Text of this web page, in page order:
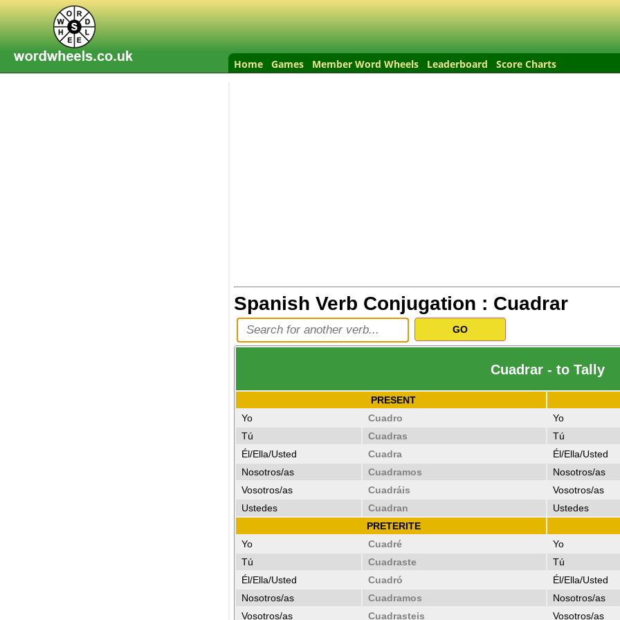
Home Games Member Word Wheels Leaderboard Score Charts
Spanish Verb Conjugation : Cuadrar
Cuadrar - to Tally
PRESENT
Yo
Cuadro
Yo
Tú
Cuadras
Tú
Él/Ella/Usted
Cuadra
Él/Ella/Usted
Nosotros/as
Cuadramos
Nosotros/as
Vosotros/as
Cuadráis
Vosotros/as
Ustedes
Cuadran
Ustedes
PRETERITE
Yo
Cuadré
Yo
Tú
Cuadraste
Tú
Él/Ella/Usted
Cuadró
Él/Ella/Usted
Nosotros/as
Cuadramos
Nosotros/as
Vosotros/as
Cuadrasteis Vosotros/as